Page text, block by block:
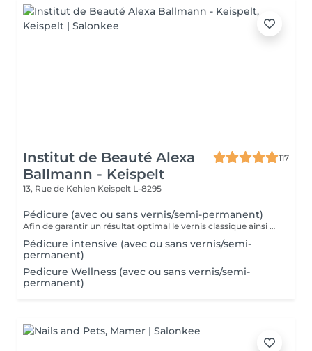
Institut de Beauté Alexa
Ballmann - Keispelt
117
13, Rue de Kehlen Keispelt L-8295
Pédicure (avec ou sans vernis/semi-permanent)
Afin de garantir un résultat optimal le vernis classique ainsi que le vernis semi-permanent sont proposés exclusivement en complément d'une pédicure et ne peuvent pas être réservés seuls.
Pédicure intensive (avec ou sans vernis/semi-
permanent)
Pedicure Wellness (avec ou sans vernis/semi-
permanent)